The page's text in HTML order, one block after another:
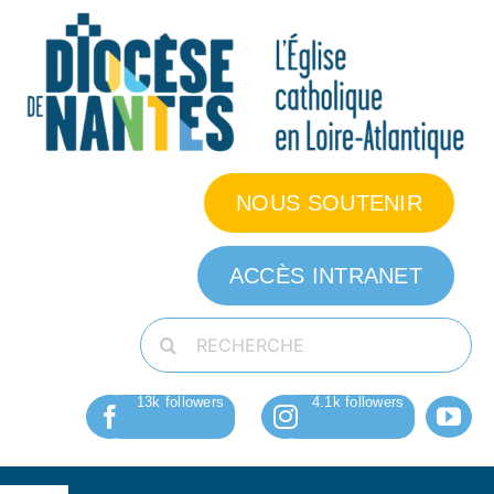
NOUS SOUTENIR
ACCÈS INTRANET
Rechercher: